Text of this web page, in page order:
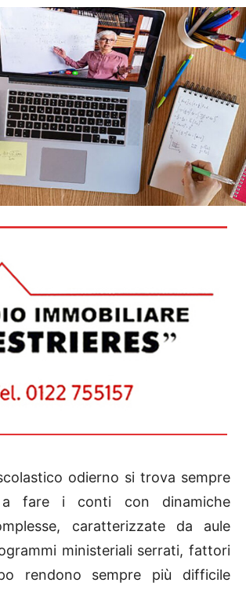
odierno si trova sempre
a fare i conti con dinamiche
caratterizzate da aule
ministeriali serrati, fattori
rendono sempre più difficile